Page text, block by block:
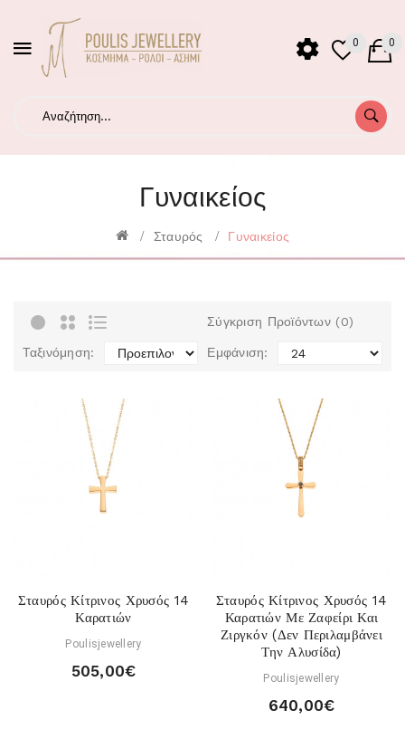
0 0
Γυναικείος
Σταυρός Γυναικείος
Σύγκριση Προϊόντων (0)
Ταξινόμηση: Εμφάνιση:
Σταυρός Κίτρινος Χρυσός 14
Καρατιών
Poulisjewellery
505,00€
Σταυρός Κίτρινος Χρυσός 14
Καρατιών Με Ζαφείρι Και
Ζιργκόν (Δεν Περιλαμβάνει
Την Αλυσίδα)
Poulisjewellery
640,00€